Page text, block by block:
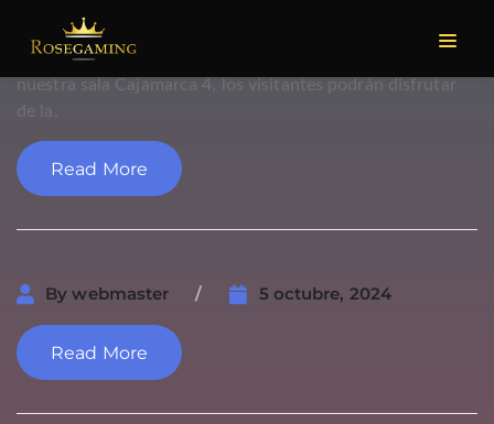
Delia Melendez
CAJAMARCA 4 En la zona más céntrica y acogedora está
nuestra sala Cajamarca 4, los visitantes podrán disfrutar
de la.
Read More
Bywebmaster 5 octubre, 2024
Read More